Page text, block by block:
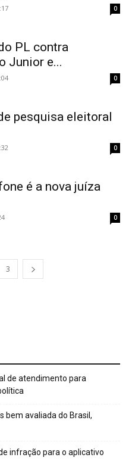
0
PL contra
Junior e...
0
pesquisa eleitoral
0
é a nova juíza
0
3
de atendimento para
avaliada do Brasil,
infração para o aplicativo